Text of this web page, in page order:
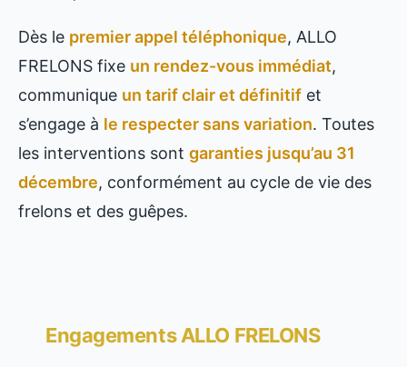
Dès le premier appel téléphonique, ALLO
FRELONS fixe un rendez-vous immédiat,
communique un tarif clair et définitif et
s’engage à le respecter sans variation. Toutes
les interventions sont garanties jusqu’au 31
décembre, conformément au cycle de vie des
frelons et des guêpes.
Engagements ALLO FRELONS